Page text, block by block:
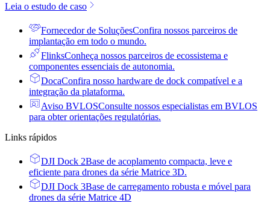
Leia o estudo de caso
Fornecedor de SoluçõesConfira nossos parceiros de
implantação em todo o mundo.
FlinksConheça nossos parceiros de ecossistema e
componentes essenciais de autonomia.
DocaConfira nosso hardware de dock compatível e a
integração da plataforma.
Aviso BVLOSConsulte nossos especialistas em BVLOS
para obter orientações regulatórias.
Links rápidos
DJI Dock 2Base de acoplamento compacta, leve e
eficiente para drones da série Matrice 3D.
DJI Dock 3Base de carregamento robusta e móvel para
drones da série Matrice 4D